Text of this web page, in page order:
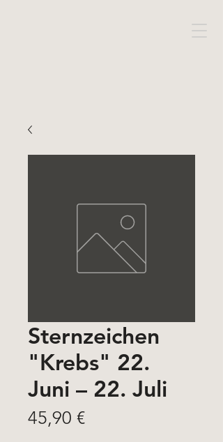
Sternzeichen
"Krebs" 22.
Juni – 22. Juli
45,90 €Preis